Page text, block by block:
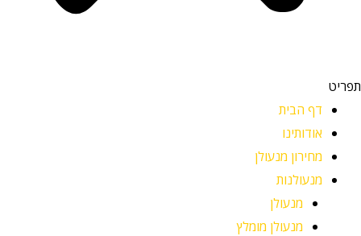
תפריט
דף הבית
אודותינו
מחירון מנעולן
מנעולנות
מנעולן
מנעולן מומלץ